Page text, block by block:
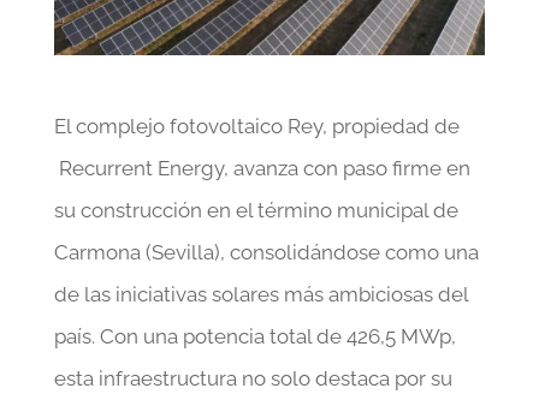
El complejo fotovoltaico Rey, propiedad de
Recurrent Energy, avanza con paso firme en
su construcción en el término municipal de
Carmona (Sevilla), consolidándose como una
de las iniciativas solares más ambiciosas del
país. Con una potencia total de 426,5 MWp,
esta infraestructura no solo destaca por su